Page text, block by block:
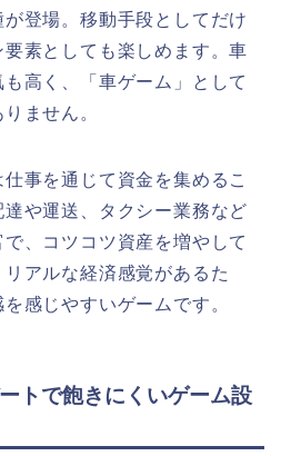
登場。移動手段としてだけ
素としても楽しめます。車
高く、「車ゲーム」として
ません。
事を通じて資金を集めるこ
や運送、タクシー業務など
、コツコツ資産を増やして
アルな経済感覚があるた
感じやすいゲームです。
トで飽きにくいゲーム設